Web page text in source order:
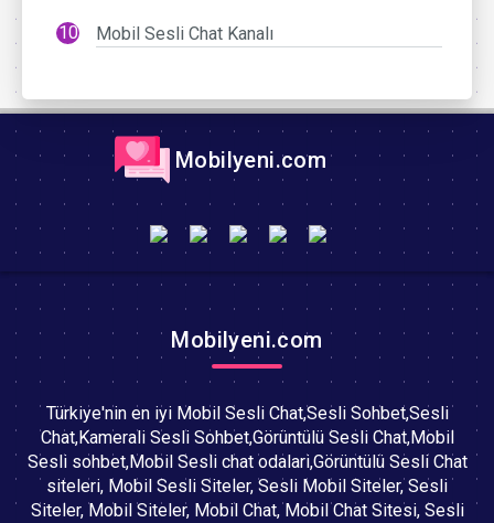
Mobil Sesli Chat Kanalı
Mobilyeni.com
Mobilyeni.com
Türkiye'nin en iyi Mobil Sesli Chat,Sesli Sohbet,Sesli
Chat,Kamerali Sesli Sohbet,Görüntülü Sesli Chat,Mobil
Sesli sohbet,Mobil Sesli chat odalari,Görüntülü Sesli Chat
siteleri, Mobil Sesli Siteler, Sesli Mobil Siteler, Sesli
Siteler, Mobil Siteler, Mobil Chat, Mobil Chat Sitesi, Sesli